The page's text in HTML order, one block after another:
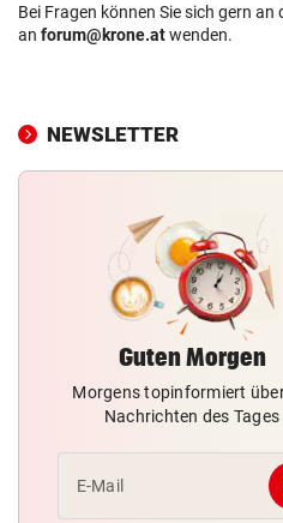
Bei Fragen können Sie sich gern
an forum@krone.atwenden.
NEWSLETTER
Guten Morgen
Morgens topinformiert
Nachrichten des Tages
E-Mail